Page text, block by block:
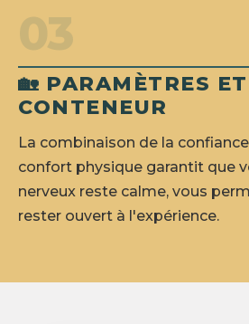
03
🏡 PARAMÈTRES ET
CONTENEUR
La combinaison de la
confort physique garantit que
nerveux reste calme, vous
rester ouvert à l'expérience.